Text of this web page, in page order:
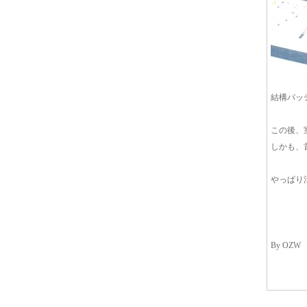
結構バッ
この後、
しかも、
やっぱり
By OZW